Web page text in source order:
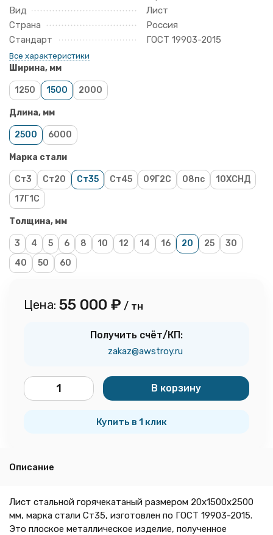
Вид
Лист
Страна
Россия
Стандарт
ГОСТ 19903-2015
Все характеристики
Ширина, мм
1250 1500 2000
Длина, мм
2500 6000
Марка стали
Ст3 Ст20 Ст35 Ст45 09Г2С 08пс
10ХСНД
17Г1С
Толщина, мм
3 4 5 6 8 10 12 14 16 20 25
30
40
50 60
Цена: 55 000 ₽ / тн
Получить счёт/КП:
zakaz@awstroy.ru
В корзину
Купить в 1 клик
Описание
Лист стальной горячекатаный размером 20х1500х2500
мм, марка стали Ст35, изготовлен по ГОСТ 19903-2015.
Это плоское металлическое изделие, полученное